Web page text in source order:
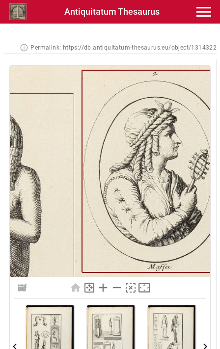
Antiquitatum Thesaurus
Permalink: https://db.antiquitatum-thesaurus.eu/object/1314322